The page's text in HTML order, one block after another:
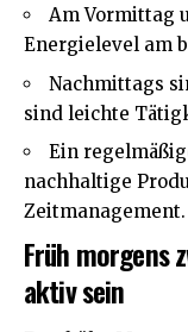
Am Vormittag
Energielevel am
Nachmittags
sind leichte
Ein
nachhaltige
Zeitmanagement.
Früh morgens
aktiv sein